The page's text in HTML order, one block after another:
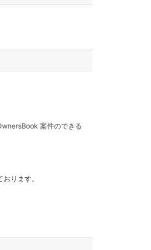
案件のできる
ります。